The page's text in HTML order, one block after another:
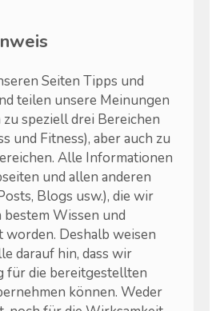
Seiten Tipps und
teilen unsere Meinungen
speziell drei Bereichen
und Fitness), aber auch zu
Alle Informationen
und allen anderen
Blogs usw.), die wir
bestem Wissen und
Deshalb weisen
darauf hin, dass wir
für die bereitgestellten
können. Weder